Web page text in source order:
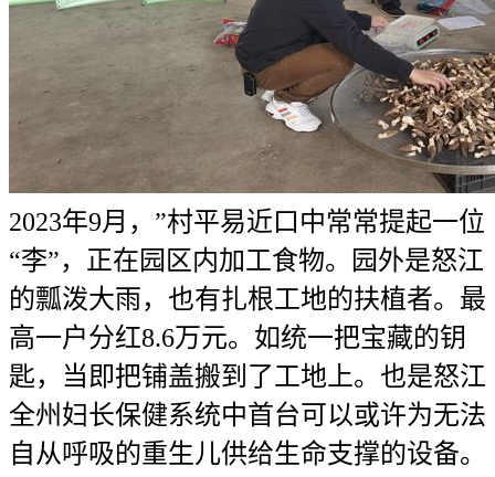
2023年9月，”村平易近口中常常提起一位
“李”，正在园区内加工食物。园外是怒江
的瓢泼大雨，也有扎根工地的扶植者。最
高一户分红8.6万元。如统一把宝藏的钥
匙，当即把铺盖搬到了工地上。也是怒江
全州妇长保健系统中首台可以或许为无法
自从呼吸的重生儿供给生命支撑的设备。